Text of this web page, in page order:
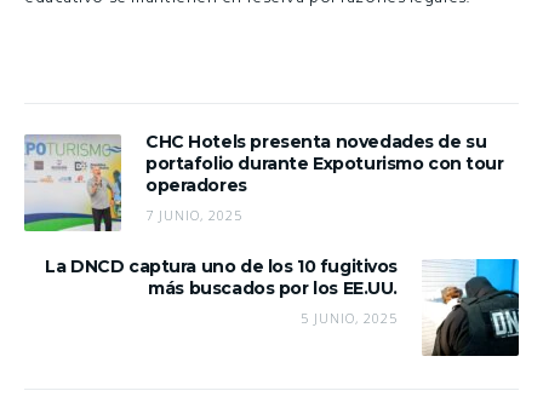
CHC Hotels presenta novedades de su
portafolio durante Expoturismo con tour
operadores
7 JUNIO, 2025
La DNCD captura uno de los 10 fugitivos
más buscados por los EE.UU.
5 JUNIO, 2025